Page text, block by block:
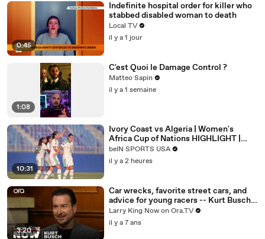
0:45
Indefinite hospital order for killer who
stabbed disabled woman to death
Local TV
il y a 1 jour
1:08
C'est Quoi le Damage Control ?
Matteo Sapin
il y a 1 semaine
10:31
Ivory Coast vs Algeria | Women's
Africa Cup of Nations HIGHLIGHT |
08/08/2026 | beIN Sports USA
beIN SPORTS USA
il y a 2 heures
3:20
Car wrecks, favorite street cars, and
advice for young racers -- Kurt Busch
answers your social media questions
Larry King Now on Ora.TV
il y a 7 ans